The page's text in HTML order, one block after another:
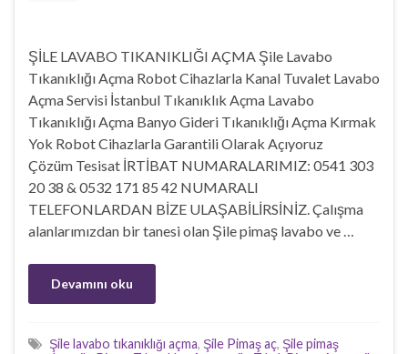
ŞİLE LAVABO TIKANIKLIĞI AÇMA Şile Lavabo
Tıkanıklığı Açma Robot Cihazlarla Kanal Tuvalet Lavabo
Açma Servisi İstanbul Tıkanıklık Açma Lavabo
Tıkanıklığı Açma Banyo Gideri Tıkanıklığı Açma Kırmak
Yok Robot Cihazlarla Garantili Olarak Açıyoruz
Çözüm Tesisat İRTİBAT NUMARALARIMIZ: 0541 303
20 38 & 0532 171 85 42 NUMARALI
TELEFONLARDAN BİZE ULAŞABİLİRSİNİZ. Çalışma
alanlarımızdan bir tanesi olan Şile pimaş lavabo ve …
Devamını oku
Şile lavabo tıkanıklığı açma, Şile Pimaş aç, Şile pimaş